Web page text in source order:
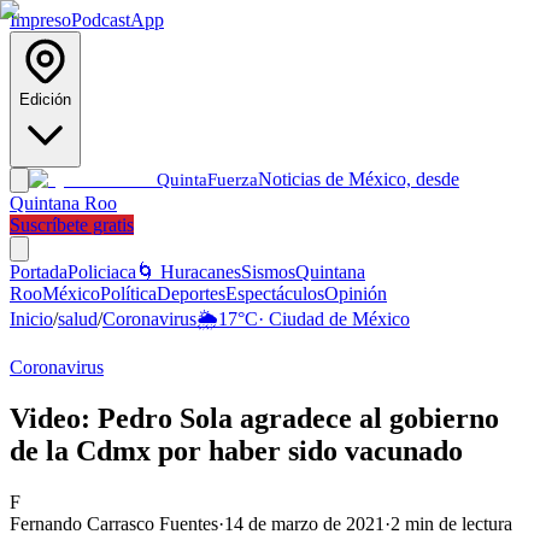
ImpresoPodcastApp
Edición
QuintaFuerzaNoticias de México, desde
Quintana Roo
Suscríbete gratis
PortadaPoliciaca 🌀 HuracanesSismosQuintana
RooMéxicoPolíticaDeportesEspectáculosOpinión
Inicio/salud/Coronavirus🌦️17°C· Ciudad de México
Coronavirus
Video: Pedro Sola agradece al gobierno
de la Cdmx por haber sido vacunado
F
Fernando Carrasco Fuentes·14 de marzo de 2021 ·2 min de lectura